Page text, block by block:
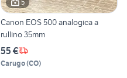
5
Canon EOS 500 analogica a
rullino 35mm
55 €
Carugo(CO)